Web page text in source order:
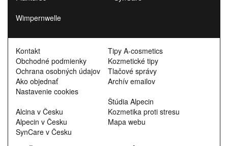
Wimpernwelle
Kontakt
Obchodné podmienky
Ochrana osobných údajov
Ako objednať
Nastavenie cookies
Alcina v Česku
Alpecin v Česku
SynCare v Česku
Tipy A-cosmetics
Kozmetické tipy
Tlačové správy
Archív emailov
Štúdia Alpecin
Kozmetika proti stresu
Mapa webu